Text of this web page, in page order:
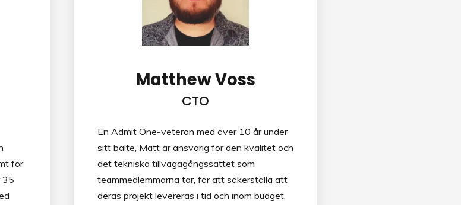
för
35
Matthew Voss
CTO
En Admit One-veteran med över 10 år under
sitt bälte, Matt är ansvarig för den kvalitet och
det tekniska tillvägagångssättet som
teammedlemmarna tar, för att säkerställa att
deras projekt levereras i tid och inom budget.